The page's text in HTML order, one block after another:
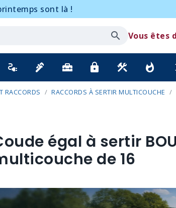
sont là !
Vous êtes
electrical_services plumbing home_repair_service lock construction whatshot
RACCORDS RACCORDS À SERTIR MULTICOUCHE
égal à sertir
de 16